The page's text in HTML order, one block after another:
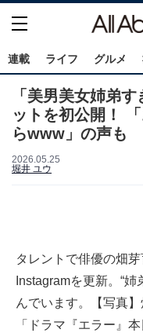
連載 ライフ グルメ
「美男美女姉弟
ットを初公開！
らwww」の声も
2026.05.25
堀井 ユウ
タレントで俳優の畑
Instagramを更新。“
んでいます。【写真
「ドラマ『エラー』